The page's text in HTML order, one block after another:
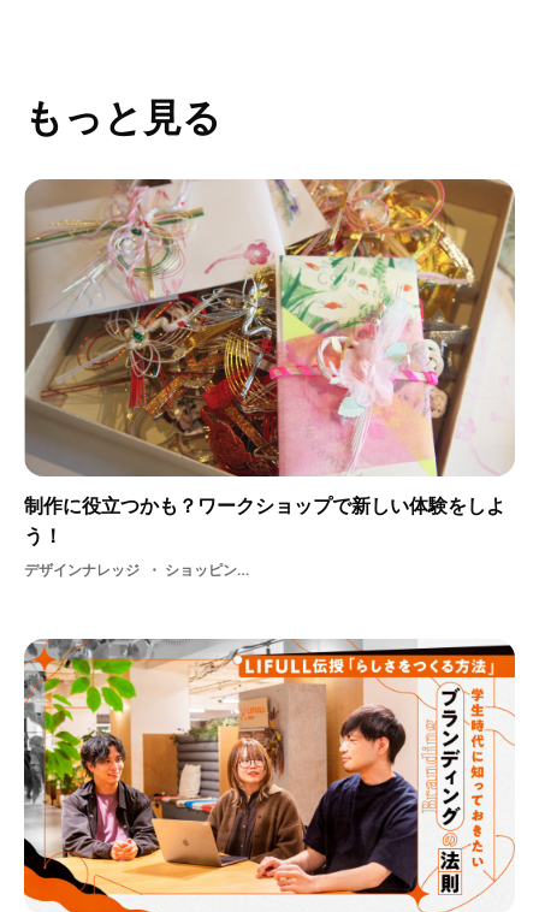
もっと見る
制作に役立つかも？ワークショップで新しい体験をしよ
う！
デザインナレッジ ショッピング・ ものづくり・ デザイン・ 学生・ アート・ 手作業・ ワークショップ・ アーティスト・ アイデア・ アウトプット・ インプット・ ガラス